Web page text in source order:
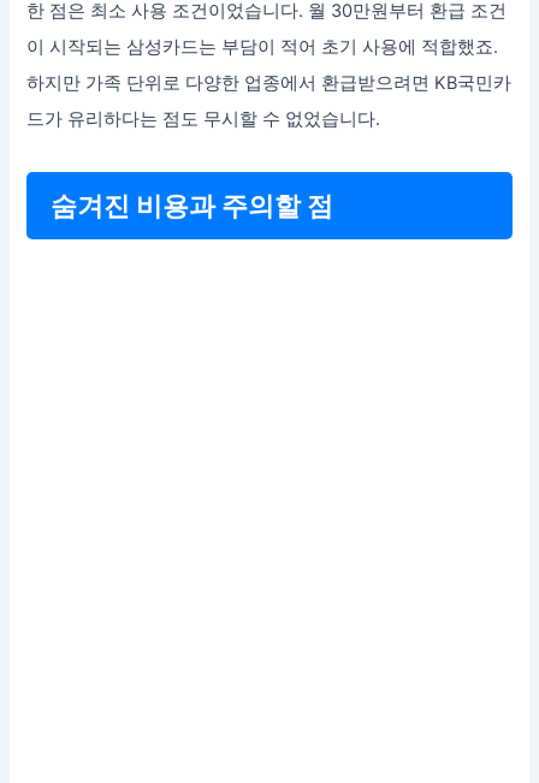
한 점은 최소 사용 조건이었습니다. 월 30만원부터 환급 조건
이 시작되는 삼성카드는 부담이 적어 초기 사용에 적합했죠.
하지만 가족 단위로 다양한 업종에서 환급받으려면 KB국민카
드가 유리하다는 점도 무시할 수 없었습니다.
숨겨진 비용과 주의할 점